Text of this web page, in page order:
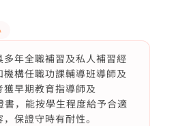
年全職補習及私人補習經
構任職功課輔導班導師及
早期教育指導師及
，能按學生程度給予合適
保證守時有耐性。